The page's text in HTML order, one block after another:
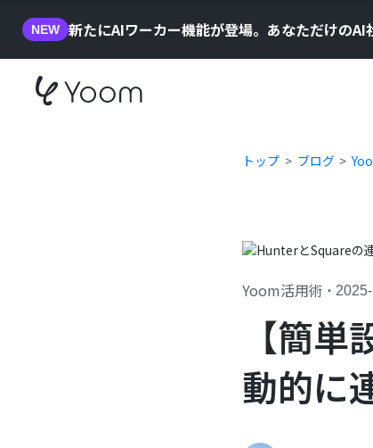
NEW 新たにAIワーカー機能が登場。あなただけのAI
トップ ブログ
Yoom活用術 ・
【簡
動的に